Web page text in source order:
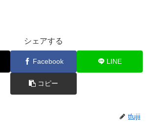
シェアする
Facebook LINE
コピー
tfujii